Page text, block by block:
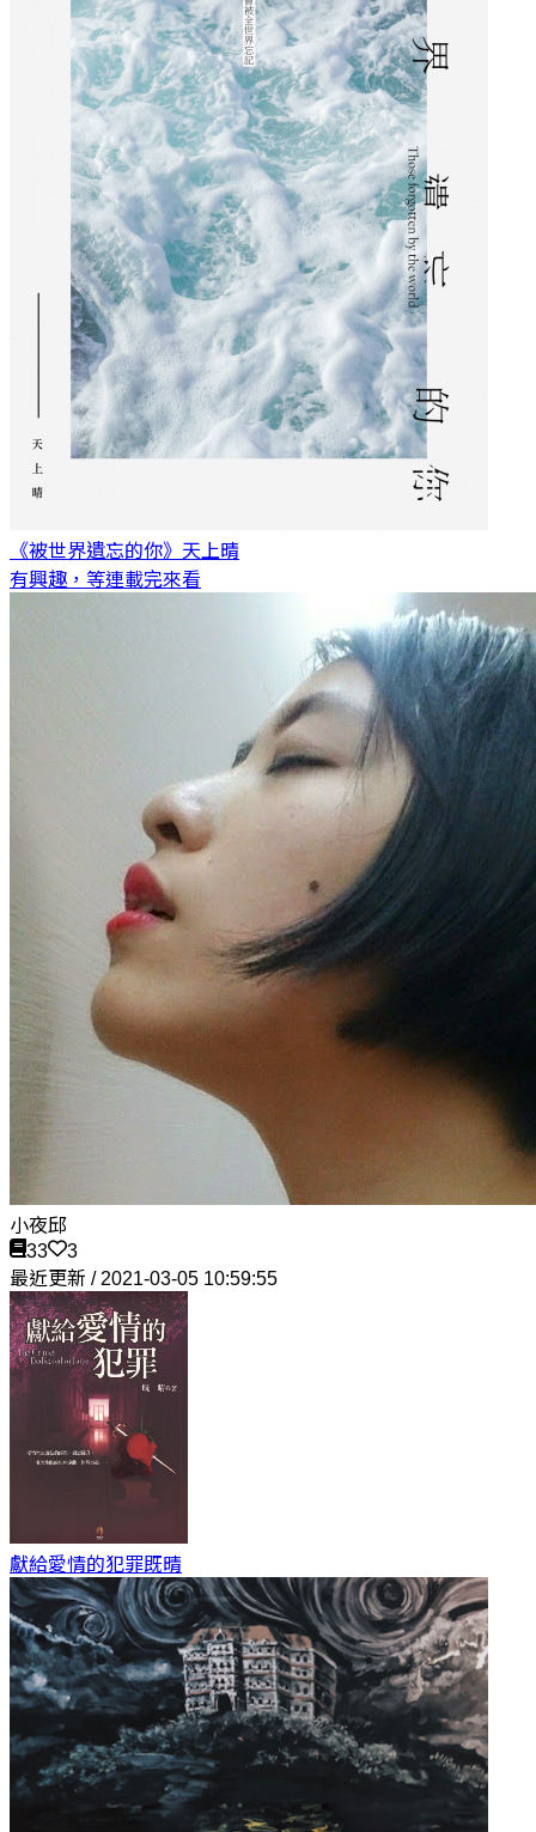
《被世界遺忘的你》 天上晴
有興趣，等連載完來看
小夜邱
33
3
最近更新 / 2021-03-05 10:59:55
獻給愛情的犯罪既晴